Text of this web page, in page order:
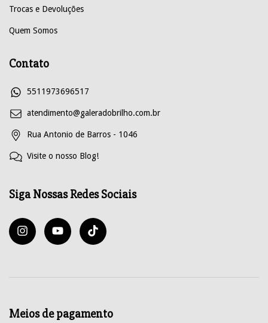
Trocas e Devoluções
Quem Somos
Contato
5511973696517
atendimento@galeradobrilho.com.br
Rua Antonio de Barros - 1046
Visite o nosso Blog!
Siga Nossas Redes Sociais
Meios de pagamento